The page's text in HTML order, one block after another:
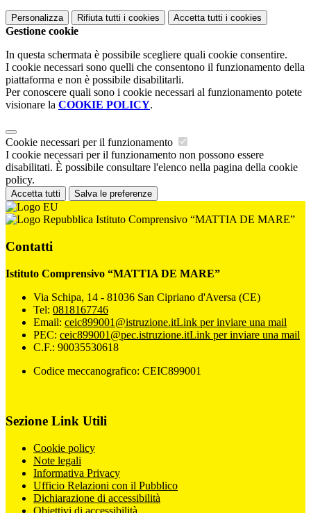
Personalizza Rifiuta tutti i cookies Accetta tutti i cookies
Gestione cookie
In questa schermata è possibile scegliere quali cookie consentire.
I cookie necessari sono quelli che consentono il funzionamento della
piattaforma e non è possibile disabilitarli.
Per conoscere quali sono i cookie necessari al funzionamento potete
visionare la COOKIE POLICY.
Cookie necessari per il funzionamento
I cookie necessari per il funzionamento non possono essere
disabilitati. È possibile consultare l'elenco nella pagina della cookie
policy.
Accetta tutti Salva le preferenze
Istituto Comprensivo “MATTIA DE MARE”
Contatti
Istituto Comprensivo “MATTIA DE MARE”
Via Schipa, 14 - 81036 San Cipriano d'Aversa (CE)
Tel: 0818167746
Email: ceic899001@istruzione.itLink per inviare una mail
PEC: ceic899001@pec.istruzione.itLink per inviare una mail
C.F.: 90035530618
Codice meccanografico: CEIC899001
Sezione Link Utili
Cookie policy
Note legali
Informativa Privacy
Ufficio Relazioni con il Pubblico
Dichiarazione di accessibilità
Obiettivi di accessibilità